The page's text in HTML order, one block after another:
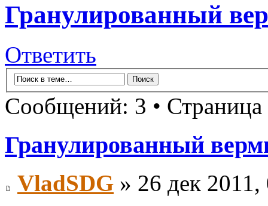
Гранулированный
Ответить
Сообщений: 3 • Страница
Гранулированный
VladSDG » 26 дек 2011,